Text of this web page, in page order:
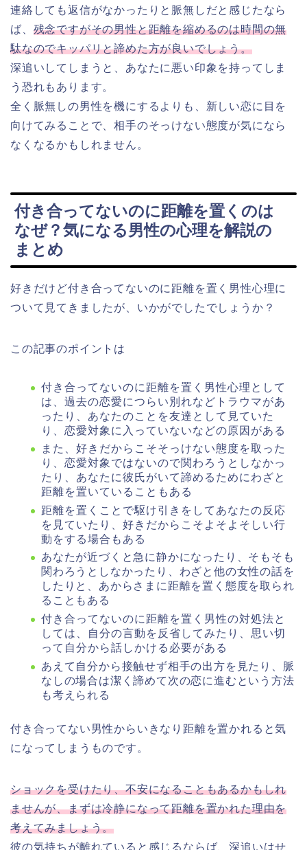
連絡しても返信がなかったりと脈無しだと感じたなら
ば、 残念ですがその男性と距離を縮めるのは時間の無
駄なのでキッパリと諦めた方が良いでしょう。
深追いしてしまうと、あなたに悪い印象を持ってしま
う恐れもあります。
全く脈無しの男性を機にするよりも、新しい恋に目を
向けてみることで、相手のそっけない態度が気になら
なくなるかもしれません。
付き合ってないのに距離を置くのは
なぜ？気になる男性の心理を解説の
まとめ
好きだけど付き合ってないのに距離を置く男性心理に
ついて見てきましたが、いかがでしたでしょうか？
この記事のポイントは
付き合ってないのに距離を置く男性心理として
は、過去の恋愛につらい別れなどトラウマがあ
ったり、あなたのことを友達として見ていた
り、恋愛対象に入っていないなどの原因がある
また、好きだからこそそっけない態度を取った
り、恋愛対象ではないので関わろうとしなかっ
たり、あなたに彼氏がいて諦めるためにわざと
距離を置いていることもある
距離を置くことで駆け引きをしてあなたの反応
を見ていたり、好きだからこそよそよそしい行
動をする場合もある
あなたが近づくと急に静かになったり、そもそも
関わろうとしなかったり、わざと他の女性の話を
したりと、あからさまに距離を置く態度を取られ
ることもある
付き合ってないのに距離を置く男性の対処法と
しては、自分の言動を反省してみたり、思い切
って自分から話しかける必要がある
あえて自分から接触せず相手の出方を見たり、脈
なしの場合は潔く諦めて次の恋に進むという方法
も考えられる
付き合ってない男性からいきなり距離を置かれると気
になってしまうものです。
ショックを受けたり、不安になることもあるかもしれ
ませんが、まずは冷静になって距離を置かれた理由を
考えてみましょう。
彼の気持ちが離れていると感じるならば、深追いはせ